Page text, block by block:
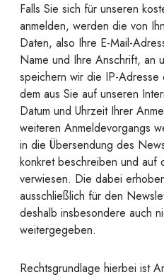
Falls Sie sich für unseren
anmelden, werden die von
Daten, also Ihre E-Mail-
Name und Ihre Anschrift, an
speichern wir die IP-Adresse
dem aus Sie auf unseren
Datum und Uhrzeit Ihrer
weiteren Anmeldevorgangs
in die Übersendung des
konkret beschreiben und auf
verwiesen. Die dabei
ausschließlich für den
deshalb insbesondere auch
weitergegeben.
Rechtsgrundlage hierbei ist